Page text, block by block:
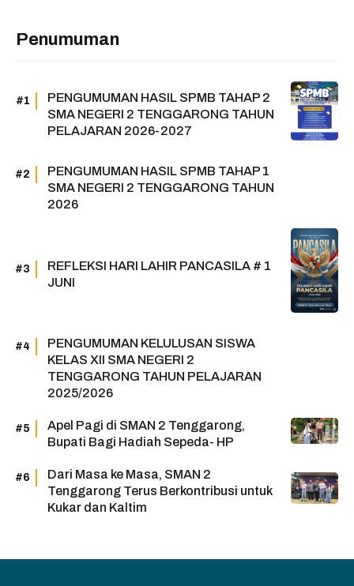
Penumuman
PENGUMUMAN HASIL SPMB TAHAP 2
SMA NEGERI 2 TENGGARONG TAHUN
PELAJARAN 2026-2027
PENGUMUMAN HASIL SPMB TAHAP 1
SMA NEGERI 2 TENGGARONG TAHUN
2026
REFLEKSI HARI LAHIR PANCASILA # 1
JUNI
PENGUMUMAN KELULUSAN SISWA
KELAS XII SMA NEGERI 2
TENGGARONG TAHUN PELAJARAN
2025/2026
Apel Pagi di SMAN 2 Tenggarong,
Bupati Bagi Hadiah Sepeda- HP
Dari Masa ke Masa, SMAN 2
Tenggarong Terus Berkontribusi untuk
Kukar dan Kaltim